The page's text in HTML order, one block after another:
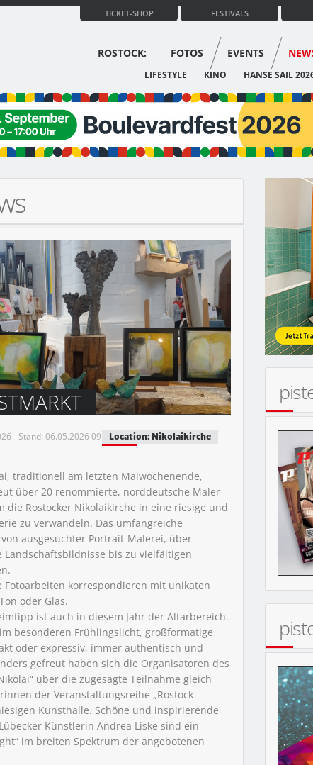
FESTIVALS
TICKET-SHOP
ROSTOCK: FOTOS EVENTS
LIFESTYLE KINO HANSE SAIL
- Stand: 06.05.2026 09:10Location: Nikolaikirche
traditionell am letzten Maiwochenende,
über 20 renommierte, norddeutsche Maler
die Rostocker Nikolaikirche in eine riesige und
zu verwandeln. Das umfangreiche
ausgesuchter Portrait-Malerei, über
Landschaftsbildnisse bis zu vielfältigen
Fotoarbeiten korrespondieren mit unikaten
oder Glas.
ist auch in diesem Jahr der Altarbereich.
besonderen Frühlingslicht, großformatige
oder expressiv, immer authentisch und
gefreut haben sich die Organisatoren des
über die zugesagte Teilnahme gleich
der Veranstaltungsreihe „Rostock
Kunsthalle. Schöne und inspirierende
Künstlerin Andrea Liske sind ein
im breiten Spektrum der angebotenen